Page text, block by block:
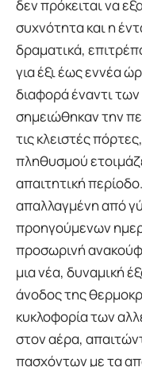
δεν πρόκειται να
συχνότητα και η
δραματικά,
για έξι έως εννέα
διαφορά έναντι
σημειώθηκαν την
τις κλειστές
πληθυσμού
απαιτητική
απαλλαγμένη από
προηγούμενων
προσωρινή
μια νέα, δυναμική
άνοδος της
κυκλοφορία των
στον αέρα,
πασχόντων με τα